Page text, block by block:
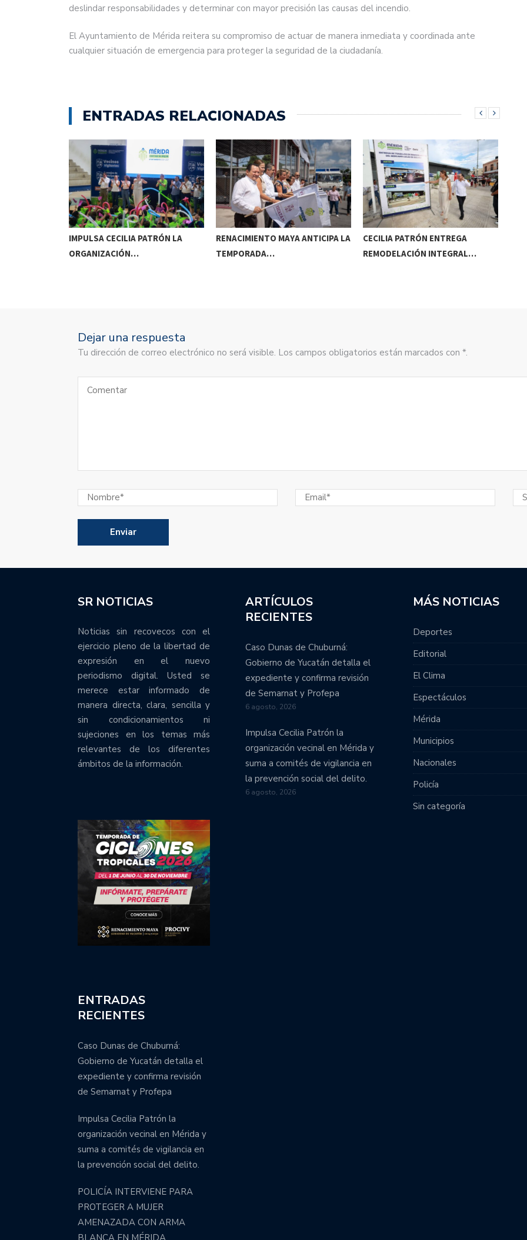
deslindar responsabilidades y determinar con mayor precisión las causas del incendio.
El Ayuntamiento de Mérida reitera su compromiso de actuar de manera inmediata y coordinada ante
cualquier situación de emergencia para proteger la seguridad de la ciudadanía.
ENTRADAS RELACIONADAS
IMPULSA CECILIA PATRÓN LA
ORGANIZACIÓN…
RENACIMIENTO MAYA ANTICIPA LA
TEMPORADA…
CECILIA PATRÓN ENTREGA
REMODELACIÓN INTEGRAL…
Dejar una respuesta
Tu dirección de correo electrónico no será visible. Los campos obligatorios están marcados con *.
SR NOTICIAS
Noticias sin recovecos con el
ejercicio pleno de la libertad de
expresión en el nuevo
periodismo digital. Usted se
merece estar informado de
manera directa, clara, sencilla y
sin condicionamientos ni
sujeciones en los temas más
relevantes de los diferentes
ámbitos de la información.
ENTRADAS
RECIENTES
Caso Dunas de Chuburná:
Gobierno de Yucatán detalla el
expediente y confirma revisión
de Semarnat y Profepa
Impulsa Cecilia Patrón la
organización vecinal en Mérida y
suma a comités de vigilancia en
la prevención social del delito.
POLICÍA INTERVIENE PARA
PROTEGER A MUJER
AMENAZADA CON ARMA
BLANCA EN MÉRIDA
ARTÍCULOS
RECIENTES
Caso Dunas de Chuburná:
Gobierno de Yucatán detalla el
expediente y confirma revisión
de Semarnat y Profepa
6 agosto, 2026
Impulsa Cecilia Patrón la
organización vecinal en Mérida y
suma a comités de vigilancia en
la prevención social del delito.
6 agosto, 2026
MÁS NOTICIAS
Deportes
Editorial
El Clima
Espectáculos
Mérida
Municipios
Nacionales
Policía
Sin categoría